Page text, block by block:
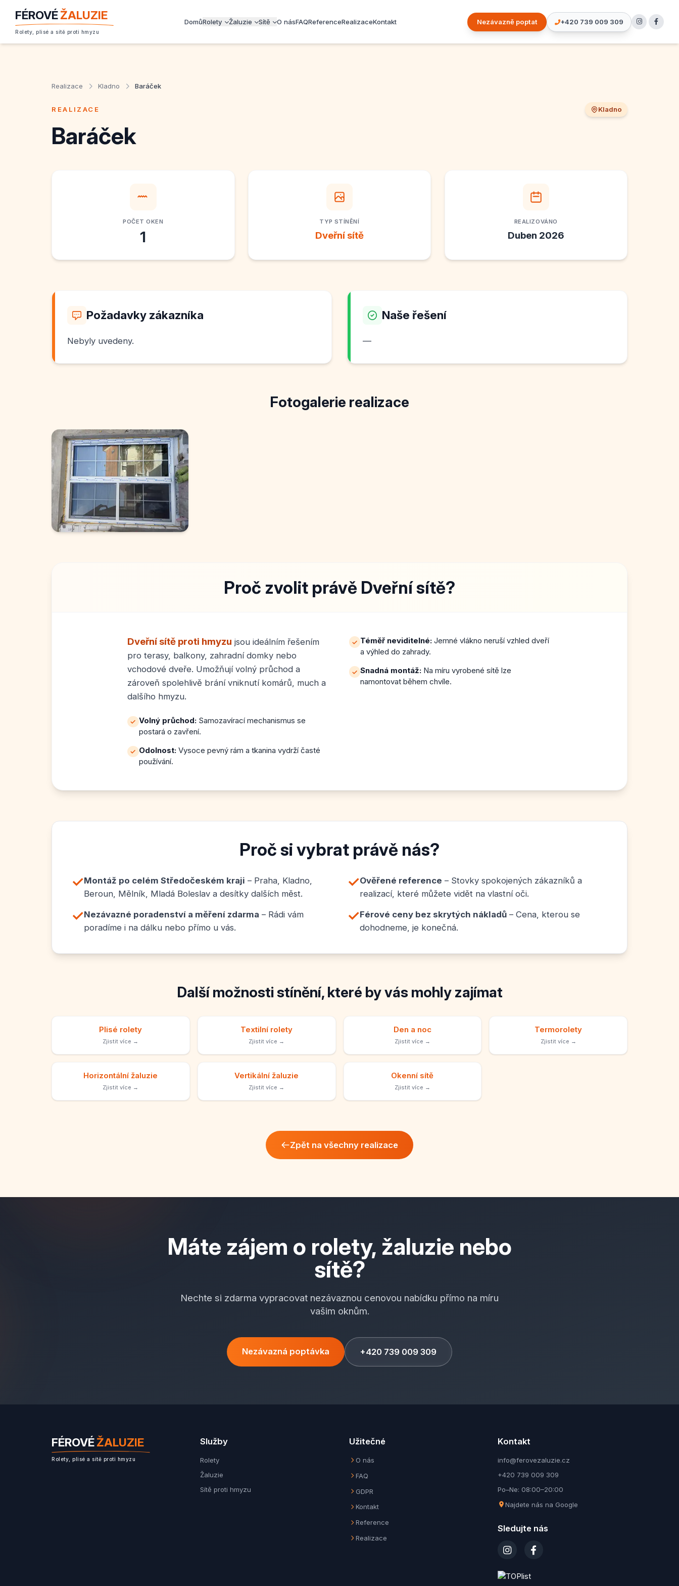
FÉROVÉŽALUZIE
Rolety, plisé a sítě proti hmyzu
DomůRolety Žaluzie Sítě O násFAQReferenceRealizaceKontakt Nezávazně poptat +420 739 009 309
Realizace Kladno Baráček
REALIZACE Kladno
Baráček
POČET OKEN
1
TYP STÍNĚNÍ
Dveřní sítě
REALIZOVÁNO
Duben 2026
Požadavky zákazníka
Nebyly uvedeny.
Naše řešení
—
Fotogalerie realizace
Proč zvolit právě Dveřní sítě?
Dveřní sítě proti hmyzu jsou ideálním řešením
pro terasy, balkony, zahradní domky nebo
vchodové dveře. Umožňují volný průchod a
zároveň spolehlivě brání vniknutí komárů, much a
dalšího hmyzu.
✓ Volný průchod:Samozavírací mechanismus se
postará o zavření.
✓ Odolnost:Vysoce pevný rám a tkanina vydrží časté
používání.
✓ Téměř neviditelné: Jemné vlákno neruší vzhled dveří
a výhled do zahrady.
✓ Snadná montáž: Na míru vyrobené sítě lze
namontovat během chvíle.
Proč si vybrat právě nás?
✓Montáž po celém Středočeském kraji – Praha, Kladno,
Beroun, Mělník, Mladá Boleslav a desítky dalších měst.
✓Nezávazné poradenství a měření zdarma – Rádi vám
poradíme i na dálku nebo přímo u vás.
✓Ověřené reference – Stovky spokojených zákazníků a
realizací, které můžete vidět na vlastní oči.
✓Férové ceny bez skrytých nákladů – Cena, kterou se
dohodneme, je konečná.
Další možnosti stínění, které by vás mohly zajímat
Plisé rolety
Zjistit více →
Textilní rolety
Zjistit více →
Den a noc
Zjistit více →
Termorolety
Zjistit více →
Horizontální žaluzie
Zjistit více →
Vertikální žaluzie
Zjistit více →
Okenní sítě
Zjistit více →
Zpět na všechny realizace
Máte zájem o rolety, žaluzie nebo
sítě?
Nechte si zdarma vypracovat nezávaznou cenovou nabídku přímo na míru
vašim oknům.
Nezávazná poptávka +420 739 009 309
FÉROVÉŽALUZIE
Rolety, plisé a sítě proti hmyzu
Služby
Rolety
Žaluzie
Sítě proti hmyzu
Užitečné
O nás
FAQ
GDPR
Kontakt
Reference
Realizace
Kontakt
info@ferovezaluzie.cz
+420 739 009 309
Po–Ne: 08:00–20:00
Najdete nás na Google
Sledujte nás